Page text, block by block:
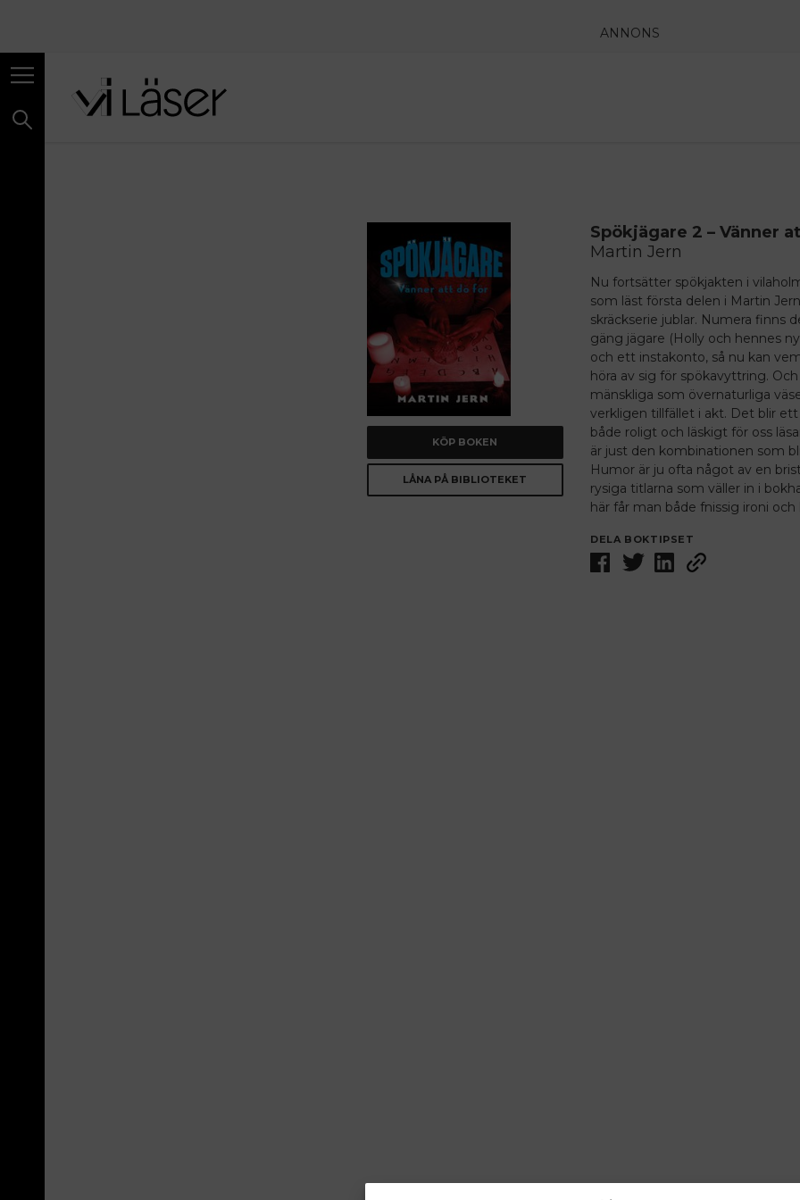
ANNONS
KÖP BOKEN
LÅNA PÅ BIBLIOTEKET
Spökjägare 2 – Vänner
Martin Jern
Nu fortsätter spökjakten i
som läst första delen i Martin
skräckserie jublar. Numera finns
gäng jägare (Holly och hennes
och ett instakonto, så nu kan
höra av sig för spökavyttring. Och
mänskliga som övernaturliga
verkligen tillfället i akt. Det blir ett
både roligt och läskigt för oss
är just den kombinationen som
Humor är ju ofta något av en
rysiga titlarna som väller in i
här får man både fnissig ironi och
DELA BOKTIPSET